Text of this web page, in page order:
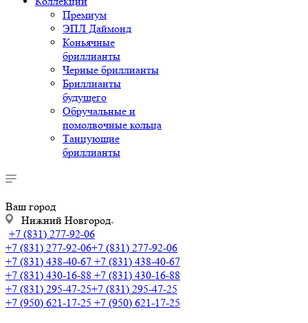
Премиум
ЭПЛ Даймонд
Коньячные
бриллианты
Черные бриллианты
Бриллианты
будущего
Обручальные и
помолвочные кольца
Танцующие
бриллианты
Ваш город
Нижний Новгород
+7 (831) 277-92-06
+7 (831) 277-92-06+7 (831) 277-92-06
+7 (831) 438-40-67 +7 (831) 438-40-67
+7 (831) 430-16-88 +7 (831) 430-16-88
+7 (831) 295-47-25+7 (831) 295-47-25
+7 (950) 621-17-25 +7 (950) 621-17-25